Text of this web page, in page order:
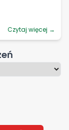
Czytaj więcej →